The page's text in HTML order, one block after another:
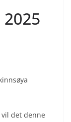
det denne